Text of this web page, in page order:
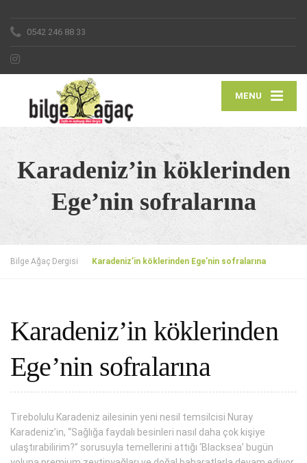
0542 246 88 33
MENU
Karadeniz’in köklerinden
Ege’nin sofralarına
Bilge Ağaç Dergisi Karadeniz’in köklerinden Ege’nin sofralarına
Karadeniz’in köklerinden
Ege’nin sofralarına
Tirebolulu Karadeniz ailesinin yeni nesil temsilcisi Nuray
Karadeniz’in, “Sağlığa faydalı besinleri nasıl daha çok kişiye
ulaştırabilirim?” sorusuyla temellerini attığı ‘Blacksea’ bugün